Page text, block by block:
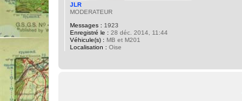
JLR
MODERATEUR
Messages : 1923
Enregistré le : 28 déc. 2014, 11:44
Véhicule(s) : MB et M201
Localisation : Oise